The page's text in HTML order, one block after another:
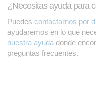
¿Necesitas ayuda para
Puedes contactarnos por
ayudaremos en lo que
nuestra ayuda donde
preguntas frecuentes.